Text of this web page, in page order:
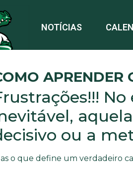
NOTÍCIAS
APRENDER
ou a
o que define um verdadeiro